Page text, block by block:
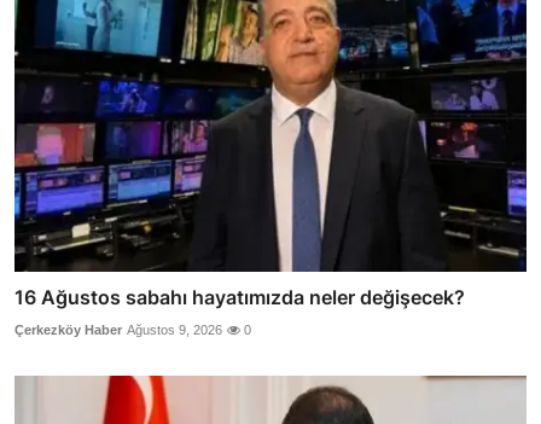
16 Ağustos sabahı hayatımızda neler değişecek?
Çerkezköy Haber Ağustos 9, 2026 0